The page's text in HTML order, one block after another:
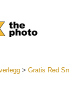
> Gratis Red